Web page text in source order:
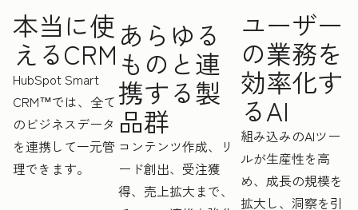
本当に使
えるCRM
HubSpot Smart
CRM™では、全て
のビジネスデータ
を連携して一元管
理できます。
あらゆる
ものと連
携する製
品群
コンテンツ作成、リ
ード創出、受注獲
得、売上拡大まで、
ユーザー
の業務を
効率化す
るAI
組み込みのAIツー
ルが生産性を高
め、成長の規模を
拡大し、洞察を引